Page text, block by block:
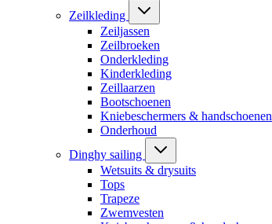
Zeilkleding
Zeiljassen
Zeilbroeken
Onderkleding
Kinderkleding
Zeillaarzen
Bootschoenen
Kniebeschermers & handschoenen
Onderhoud
Dinghy sailing
Wetsuits & drysuits
Tops
Trapeze
Zwemvesten